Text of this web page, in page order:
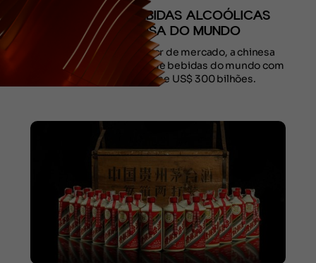
A MARCA DE BEBIDAS ALCOÓLICAS
MAIS VALIOSA DO MUNDO
Quando o assunto é valor de mercado, a chinesa
Moutai é maior empresa de bebidas do mundo com
um valuation de quase US$ 300 bilhões.